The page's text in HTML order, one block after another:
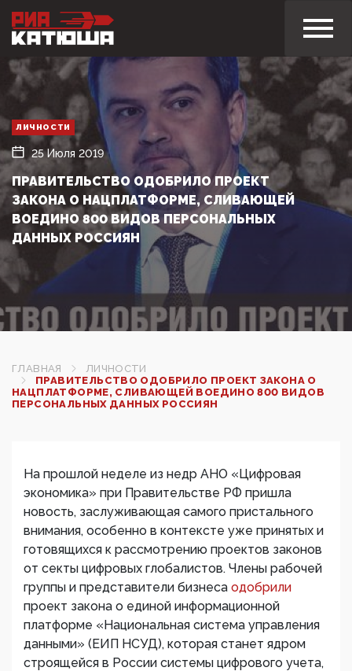
ЛИЧНОСТИ
25 Июля 2019
ПРАВИТЕЛЬСТВО ОДОБРИЛО ПРОЕКТ
ЗАКОНА О НАЦПЛАТФОРМЕ, СЛИВАЮЩЕЙ
ВОЕДИНО 800 ВИДОВ ПЕРСОНАЛЬНЫХ
ДАННЫХ РОССИЯН
ГЛАВНАЯ
ЛИЧНОСТИ
ПРАВИТЕЛЬСТВО ОДОБРИЛО ПРОЕКТ ЗАКОНА О
НАЦПЛАТФОРМЕ, СЛИВАЮЩЕЙ ВОЕДИНО 800 ВИДОВ
ПЕРСОНАЛЬНЫХ ДАННЫХ РОССИЯН
На прошлой неделе из недр АНО «Цифровая
экономика» при Правительстве РФ пришла
новость, заслуживающая самого пристального
внимания, особенно в контексте уже принятых и
готовящихся к рассмотрению проектов законов
от секты цифровых глобалистов. Члены рабочей
группы и представители бизнеса одобрили
проект закона о единой информационной
платформе «Национальная система управления
данными» (ЕИП НСУД), которая станет ядром
строящейся в России системы цифрового учета,